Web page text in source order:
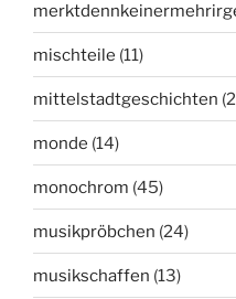
mischteile (11)
mittelstadtgeschichten
monde (14)
monochrom (45)
musikpröbchen (24)
musikschaffen (13)